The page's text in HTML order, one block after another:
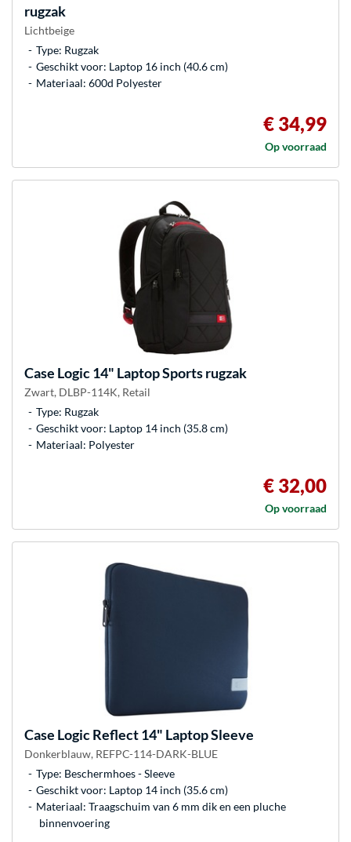
rugzak
Lichtbeige
Type: Rugzak
Geschikt voor: Laptop 16 inch (40.6 cm)
Materiaal: 600d Polyester
€ 34,99
Op voorraad
Case Logic14" Laptop Sports rugzak
Zwart, DLBP-114K, Retail
Type: Rugzak
Geschikt voor: Laptop 14 inch (35.8 cm)
Materiaal: Polyester
€ 32,00
Op voorraad
Case LogicReflect 14" Laptop Sleeve
Donkerblauw, REFPC-114-DARK-BLUE
Type: Beschermhoes - Sleeve
Geschikt voor: Laptop 14 inch (35.6 cm)
Materiaal: Traagschuim van 6 mm dik en een pluche
binnenvoering